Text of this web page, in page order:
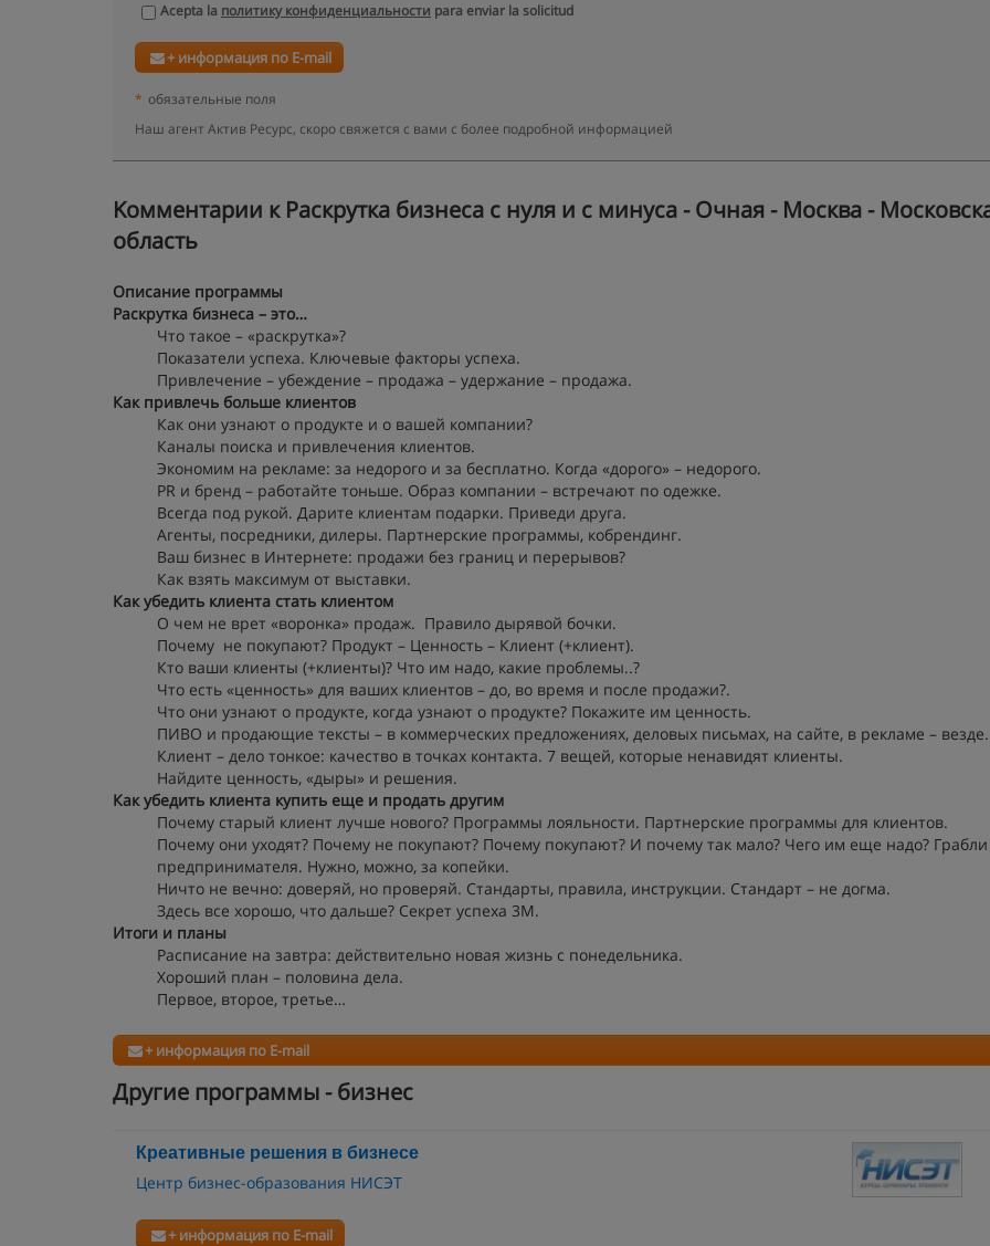
Acepta la политику конфиденциальности para enviar la solicitud
+ информация по E-mail
* обязательные поля
Наш агент Актив Ресурс, скоро свяжется с вами с более подробной информацией
Kомментарии к Раскрутка бизнеса с нуля и с минуса - Очная - Москва -
область
Описание программы
Раскрутка бизнеса – это…
Что такое – «раскрутка»?
Показатели успеха. Ключевые факторы успеха.
Привлечение – убеждение – продажа – удержание – продажа.
Как привлечь больше клиентов
Как они узнают о продукте и о вашей компании?
Каналы поиска и привлечения клиентов.
Экономим на рекламе: за недорого и за бесплатно. Когда «дорого» – недорого.
PR и бренд – работайте тоньше. Образ компании – встречают по одежке.
Всегда под рукой. Дарите клиентам подарки. Приведи друга.
Агенты, посредники, дилеры. Партнерские программы, кобрендинг.
Ваш бизнес в Интернете: продажи без границ и перерывов?
Как взять максимум от выставки.
Как убедить клиента стать клиентом
О чем не врет «воронка» продаж. Правило дырявой бочки.
Почему не покупают? Продукт – Ценность – Клиент (+клиент).
Кто ваши клиенты (+клиенты)? Что им надо, какие проблемы..?
Что есть «ценность» для ваших клиентов – до, во время и после продажи?.
Что они узнают о продукте, когда узнают о продукте? Покажите им ценность.
ПИВО и продающие тексты – в коммерческих предложениях, деловых письмах, на сайте, в рекламе – везде.
Клиент – дело тонкое: качество в точках контакта. 7 вещей, которые ненавидят клиенты.
Найдите ценность, «дыры» и решения.
Как убедить клиента купить еще и продать другим
Почему старый клиент лучше нового? Программы лояльности. Партнерские программы для клиентов.
Почему они уходят? Почему не покупают? Почему покупают? И почему так мало? Чего им еще надо?
предпринимателя. Нужно, можно, за копейки.
Ничто не вечно: доверяй, но проверяй. Стандарты, правила, инструкции. Стандарт – не догма.
Здесь все хорошо, что дальше? Секрет успеха 3М.
Итоги и планы
Расписание на завтра: действительно новая жизнь с понедельника.
Хороший план – половина дела.
Первое, второе, третье…
+ информация по E-mail
Другие программы - бизнес
Креативные решения в бизнесе
Центр бизнес-образования НИСЭТ
+ информация по E-mail